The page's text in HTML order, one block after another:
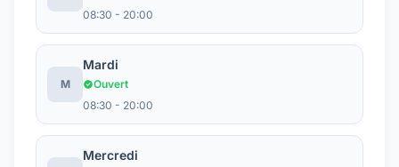
08:30 - 20:00
M
Mardi
Ouvert
08:30 - 20:00
Mercredi